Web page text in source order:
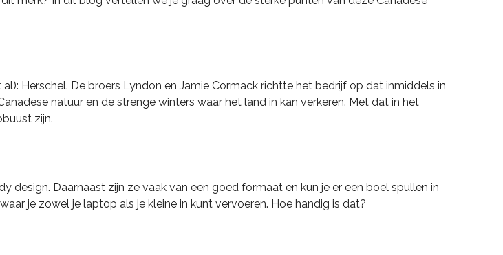
Herschel. De broers Lyndon en Jamie Cormack richtte het bedrijf op dat inmiddels in
natuur en de strenge winters waar het land in kan verkeren. Met dat in het
zijn.
design. Daarnaast zijn ze vaak van een goed formaat en kun je er een boel spullen in
je zowel je laptop als je kleine in kunt vervoeren. Hoe handig is dat?